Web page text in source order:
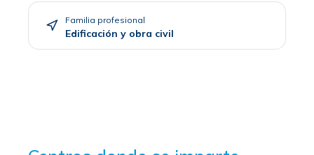
Familia profesional
Edificación y obra civil